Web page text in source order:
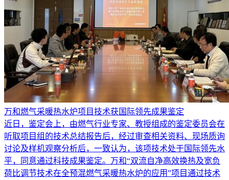
万和燃气采暖热水炉项目技术获国际领先成果鉴定
近日，鉴定会上，由燃气行业专家、教授组成的鉴定委员会在
听取项目组的技术总结报告后，经过审查相关资料、现场质询
讨论及样机观察分析后，一致认为，该项技术处于国际领先水
平，同意通过科技成果鉴定。万和“双流自净高效换热及宽负
荷比调节技术在全预混燃气采暖热水炉的应用”项目通过技术